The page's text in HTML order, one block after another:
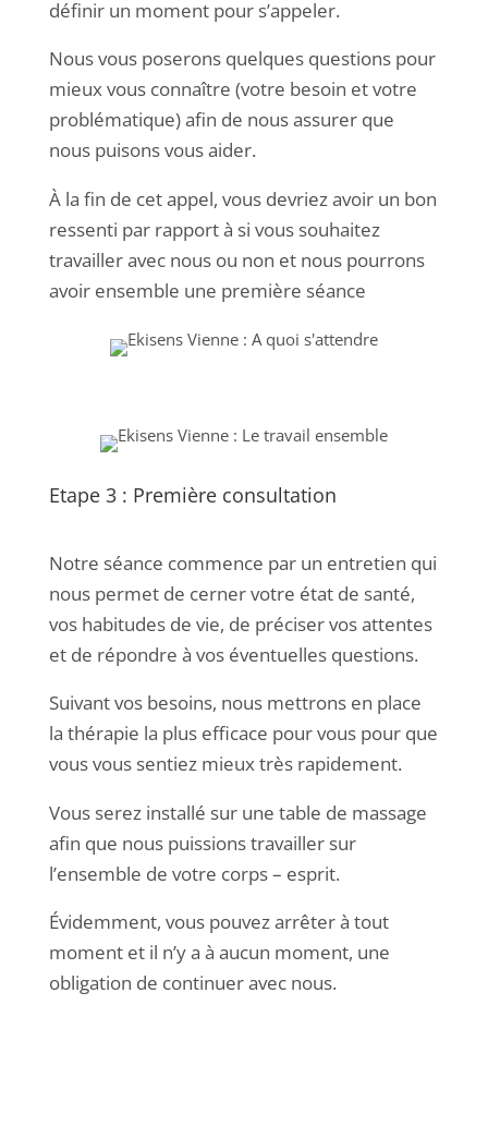
définir un moment pour s’appeler.
Nous vous poserons quelques questions pour
mieux vous connaître (votre besoin et votre
problématique) afin de nous assurer que
nous puisons vous aider.
À la fin de cet appel, vous devriez avoir un bon
ressenti par rapport à si vous souhaitez
travailler avec nous ou non et nous pourrons
avoir ensemble une première séance
Etape 3 : Première consultation
Notre séance commence par un entretien qui
nous permet de cerner votre état de santé,
vos habitudes de vie, de préciser vos attentes
et de répondre à vos éventuelles questions.
Suivant vos besoins, nous mettrons en place
la thérapie la plus efficace pour vous pour que
vous vous sentiez mieux très rapidement.
Vous serez installé sur une table de massage
afin que nous puissions travailler sur
l’ensemble de votre corps – esprit.
Évidemment, vous pouvez arrêter à tout
moment et il n’y a à aucun moment, une
obligation de continuer avec nous.